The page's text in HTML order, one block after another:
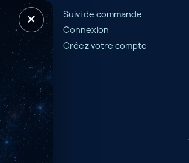
Suivi de commande
Connexion
Créez votre compte
×